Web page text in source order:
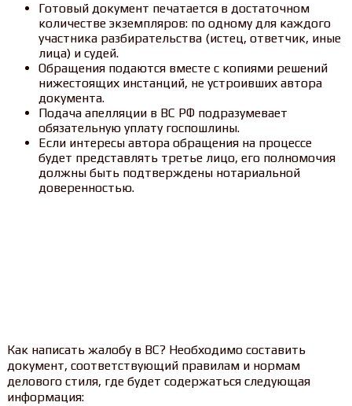
Готовый документ печатается в достаточном
количестве экземпляров: по одному для каждого
участника разбирательства (истец, ответчик, иные
лица) и судей.
Обращения подаются вместе с копиями решений
нижестоящих инстанций, не устроивших автора
документа.
Подача апелляции в ВС РФ подразумевает
обязательную уплату госпошлины.
Если интересы автора обращения на процессе
будет представлять третье лицо, его полномочия
должны быть подтверждены нотариальной
доверенностью.
Как написать жалобу в ВС? Необходимо составить
документ, соответствующий правилам и нормам
делового стиля, где будет содержаться следующая
информация: